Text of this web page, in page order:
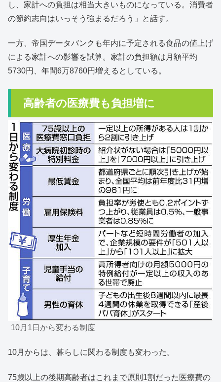
し、家計への負担は相当大きいものになっている。消費者
の節約志向はいっそう強まるだろう」と話す。
一方、帝国データバンクも年内に予定される食品の値上げ
による家計への影響を試算。家計の負担額は月額平均
5730円、年間6万8760円増えるとしている。
高齢者の医療費も負担増に
10月1日から変わる制度
10月からは、暮らしに関わる制度も変わった。
75歳以上の後期高齢者はこれまで原則1割だった医療費の